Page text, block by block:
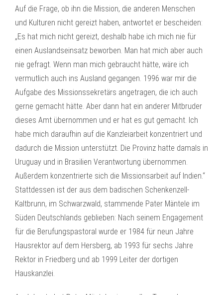
Auf die Frage, ob ihn die Mission, die anderen Menschen
und Kulturen nicht gereizt haben, antwortet er bescheiden:
„Es hat mich nicht gereizt, deshalb habe ich mich nie für
einen Auslandseinsatz beworben. Man hat mich aber auch
nie gefragt. Wenn man mich gebraucht hätte, wäre ich
vermutlich auch ins Ausland gegangen. 1996 war mir die
Aufgabe des Missionssekretärs angetragen, die ich auch
gerne gemacht hätte. Aber dann hat ein anderer Mitbruder
dieses Amt übernommen und er hat es gut gemacht. Ich
habe mich daraufhin auf die Kanzleiarbeit konzentriert und
dadurch die Mission unterstützt. Die Provinz hatte damals in
Uruguay und in Brasilien Verantwortung übernommen.
Außerdem konzentrierte sich die Missionsarbeit auf Indien.“
Stattdessen ist der aus dem badischen Schenkenzell-
Kaltbrunn, im Schwarzwald, stammende Pater Mäntele im
Süden Deutschlands geblieben: Nach seinem Engagement
für die Berufungspastoral wurde er 1984 für neun Jahre
Hausrektor auf dem Hersberg, ab 1993 für sechs Jahre
Rektor in Friedberg und ab 1999 Leiter der dortigen
Hauskanzlei.